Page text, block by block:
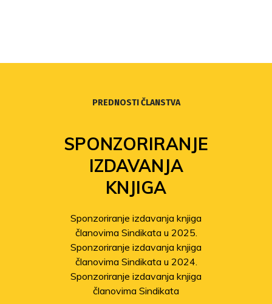
PREDNOSTI ČLANSTVA
SPONZORIRANJE
IZDAVANJA
KNJIGA
Sponzoriranje izdavanja knjiga
članovima Sindikata u 2025.
Sponzoriranje izdavanja knjiga
članovima Sindikata u 2024.
Sponzoriranje izdavanja knjiga
članovima Sindikata